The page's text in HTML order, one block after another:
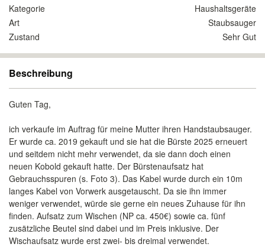
Kategorie
Haushaltsgeräte
Art
Staubsauger
Zustand
Sehr Gut
Beschreibung
Guten Tag,
ich verkaufe im Auftrag für meine Mutter ihren Handstaubsauger.
Er wurde ca. 2019 gekauft und sie hat die Bürste 2025 erneuert
und seitdem nicht mehr verwendet, da sie dann doch einen
neuen Kobold gekauft hatte. Der Bürstenaufsatz hat
Gebrauchsspuren (s. Foto 3). Das Kabel wurde durch ein 10m
langes Kabel von Vorwerk ausgetauscht. Da sie ihn immer
weniger verwendet, würde sie gerne ein neues Zuhause für ihn
finden. Aufsatz zum Wischen (NP ca. 450€) sowie ca. fünf
zusätzliche Beutel sind dabei und im Preis inklusive. Der
Wischaufsatz wurde erst zwei- bis dreimal verwendet.